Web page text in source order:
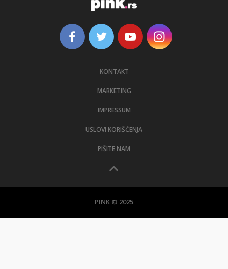
KONTAKT
MARKETING
IMPRESSUM
USLOVI KORIŠĆENJA
PIŠITE NAM
PINK © 2025